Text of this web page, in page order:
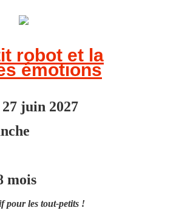
robot et la
émotions
juin 2027
mois
pour les tout-petits !